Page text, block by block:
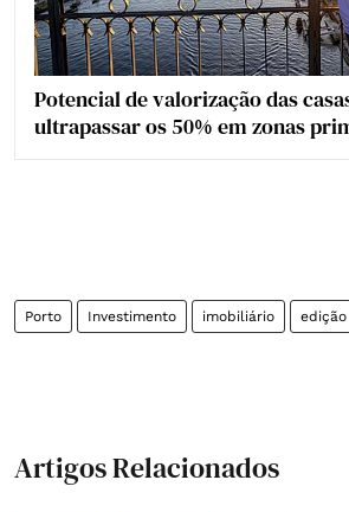
Potencial de valorização das
ultrapassar os 50% em zonas
Porto Investimento imobiliário
Artigos Relacionados